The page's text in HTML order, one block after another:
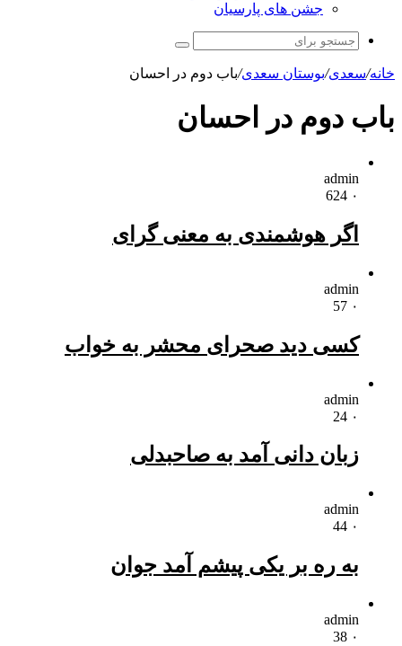
جشن های پارسیان
جستجو
برای
خانه/سعدی/بوستان سعدی/باب دوم در احسان
باب دوم در احسان
admin
۰
اگر هوشمندی به معنی گرای
admin
۰
کسی دید صحرای محشر به خواب
admin
۰
زبان دانی آمد به صاحبدلی
admin
۰
به ره بر یکی پیشم آمد جوان
admin
۰